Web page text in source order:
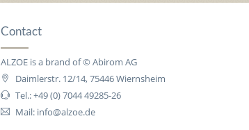
Contact
ALZOE is a brand of © Abirom AG
Daimlerstr. 12/14, 75446 Wiernsheim
Tel.: +49 (0) 7044 49285-26
Mail: info@alzoe.de